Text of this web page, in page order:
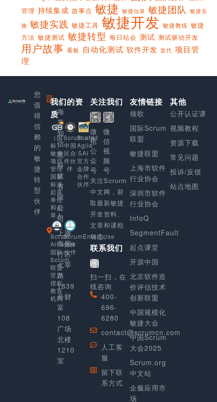
管理 持续集成 故事点 敏捷 敏捷估算 敏捷团队 敏捷实
施 敏捷实践 敏捷工具 敏捷开发 敏捷教练 敏捷
方法 敏捷测试 敏捷转型 每日站会 测试 测试驱动开发
用户故事 看板 自动化测试 软件开发 迭代 项目管
理
您
值
得
信
赖
的
敏
捷
转
型
伙
伴
上
海
享
知
信
息
科
技
有
限
公
司
上海
市闵
行区
七莘
路
1839
号财
富
108
广场
北楼
1210
室
我们的资
质
（国
标）
敏捷
项目
管理
国家
标准
起草
单位
和起
草人
Scrum.org
中国
区合
作伙
伴
Scaled
Agile
SAI
官方
金牌
合作
伙伴
Scrum
Alliance
国际
Scrum
联盟
官方
授权
教育
机构
ScrumEnterprise
合作
伙伴
关注我们
微
信
公
众
号
微
信
视
频
号
关注Scrurm
中文网，获
取最新敏捷
开发资料、
文章和课程
动态。
联系我们
扫一扫，在
线咨询
400-
696-
6280
contact@scrumcn.com
人工客
服
留下联
系方式
友情链接
领歌
国际Scrum
联盟
敏捷联盟
上海市软件
行业协会
深圳市软件
行业协会
InfoQ
SegmentFault
起点课堂
开源中国
北京软件造
价评估技术
创新联盟
中国规模化
敏捷大会
中国Scrum
大会2025
Scrum.org
中文站
企服应用市
场
其他
公开认证课
视频教程
资源下载
常见问题
投诉/反馈
站点地图